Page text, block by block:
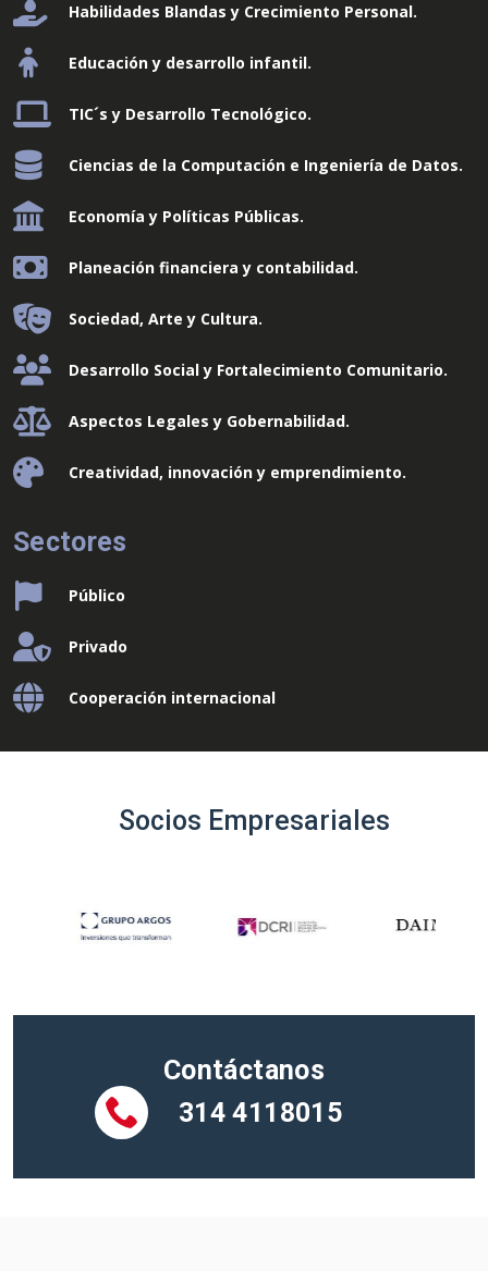
Habilidades Blandas y Crecimiento Personal.
Educación y desarrollo infantil.
TIC´s y Desarrollo Tecnológico.
Ciencias de la Computación e Ingeniería de Datos.
Economía y Políticas Públicas.
Planeación financiera y contabilidad.
Sociedad, Arte y Cultura.
Desarrollo Social y Fortalecimiento Comunitario.
Aspectos Legales y Gobernabilidad.
Creatividad, innovación y emprendimiento.
Sectores
Público
Privado
Cooperación internacional
Socios Empresariales
Contáctanos
314 4118015